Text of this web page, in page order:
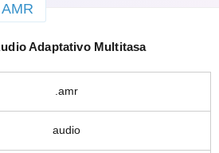
AMR
Adaptativo Multitasa
.amr
audio